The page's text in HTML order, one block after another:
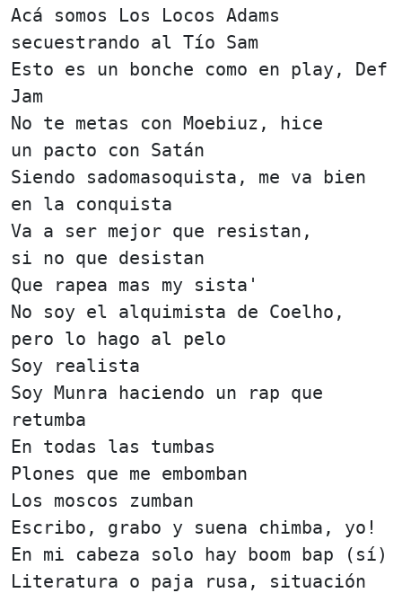
Acá somos Los Locos Adams
secuestrando al Tío Sam
Esto es un bonche como en play, Def
Jam
No te metas con Moebiuz, hice
un pacto con Satán
Siendo sadomasoquista, me va bien
en la conquista
Va a ser mejor que resistan,
si no que desistan
Que rapea mas my sista'
No soy el alquimista de Coelho,
pero lo hago al pelo
Soy realista
Soy Munra haciendo un rap que
retumba
En todas las tumbas
Plones que me embomban
Los moscos zumban
Escribo, grabo y suena chimba, yo!
En mi cabeza solo hay boom bap (sí)
Literatura o paja rusa, situación